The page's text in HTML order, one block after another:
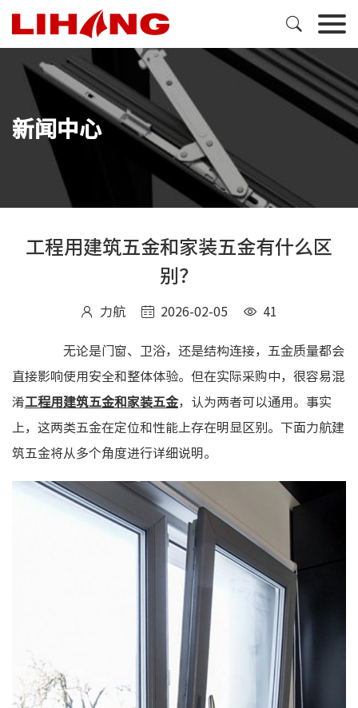

新闻中心
工程用建筑五金和家装五金有什么区
别？
 力航  2026-02-05  41
无论是门窗、卫浴，还是结构连接，五金质量都会
直接影响使用安全和整体体验。但在实际采购中，很容易混
淆工程用建筑五金和家装五金，认为两者可以通用。事实
上，这两类五金在定位和性能上存在明显区别。下面力航建
筑五金将从多个角度进行详细说明。